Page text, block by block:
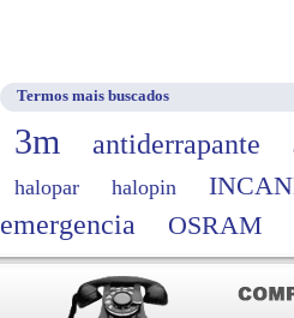
Termos mais buscados
3m antiderrapante
halopar halopin
emergencia
OSRAM